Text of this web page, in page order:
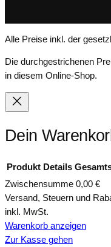
Alle Preise inkl. der
Die durchgestrichenen
in diesem Online-Shop.
Dein
Produkte
im
Warenkorb
Produkt Details
Zwischensumme 0,00 €
Versand, Steuern und
inkl. MwSt.
Warenkorb anzeigen
Zur Kasse gehen